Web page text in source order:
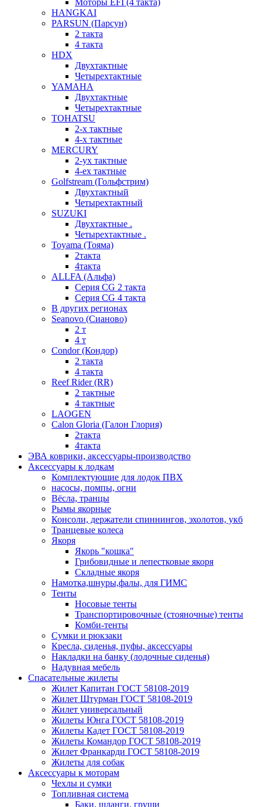
HANGKAI
PARSUN (Парсун)
2 такта
4 такта
HDX
Двухтактные
Четырехтактные
YAMAHA
Двухтактные
Четырехтактные
TOHATSU
2-х тактные
4-х тактные
MERCURY
2-ух тактные
4-ех тактные
Golfstream (Гольфстрим)
Двухтактный
Четырехтактный
SUZUKI
Двухтактные .
Четырехтактные .
Toyama (Тояма)
2такта
4такта
ALLFA (Альфа)
Серия СG 2 такта
Серия СG 4 такта
В других регионах
Seanovo (Сианово)
2 т
4 т
Condor (Кондор)
2 такта
4 такта
Reef Rider (RR)
2 тактные
4 тактные
LAOGEN
Calon Gloria (Галон Глория)
2такта
4такта
ЭВА коврики, аксессуары-производство
Аксессуары к лодкам
Комплектующие для лодок ПВХ
насосы, помпы, огни
Вёсла, транцы
Рымы якорные
Консоли, держатели спиннингов, эхолотов, укб
Транцевые колеса
Якоря
Якорь "кошка"
Грибовидные и лепестковые якоря
Складные якоря
Намотка,шнуры,фалы, для ГИМС
Тенты
Носовые тенты
Транспортировочные (стояночные) тенты
Комби-тенты
Сумки и рюкзаки
Кресла, сиденья, пуфы, аксессуары
Накладки на банку (лодочные сиденья)
Надувная мебель
Спасательные жилеты
Жилет Капитан ГОСТ 58108-2019
Жилет Штурман ГОСТ 58108-2019
Жилет универсальный
Жилеты Юнга ГОСТ 58108-2019
Жилеты Кадет ГОСТ 58108-2019
Жилеты Командор ГОСТ 58108-2019
Жилет Франкарди ГОСТ 58108-2019
Жилеты для собак
Аксессуары к моторам
Чехлы и сумки
Топливная система
Баки, шланги, груши